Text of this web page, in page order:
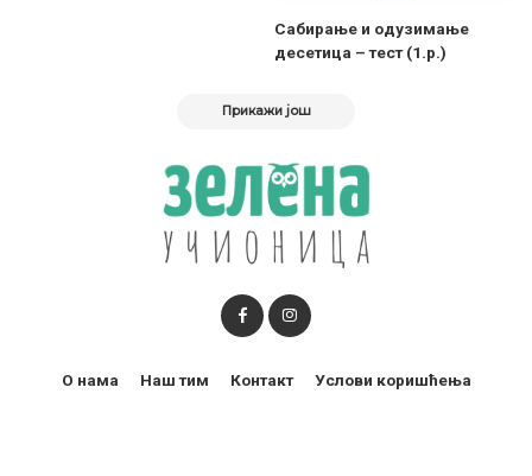
Сабирање и одузимање
десетица – тест (1.р.)
Прикажи још
О нама Наш тим Контакт Услови коришћења